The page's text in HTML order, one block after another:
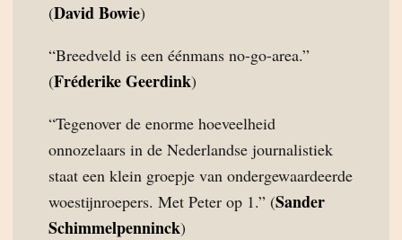
(David Bowie)
“Breedveld is een éénmans no-go-area.”
(Fréderike Geerdink)
“Tegenover de enorme hoeveelheid
onnozelaars in de Nederlandse journalistiek
staat een klein groepje van ondergewaardeerde
woestijnroepers. Met Peter op 1.” (Sander
Schimmelpenninck)